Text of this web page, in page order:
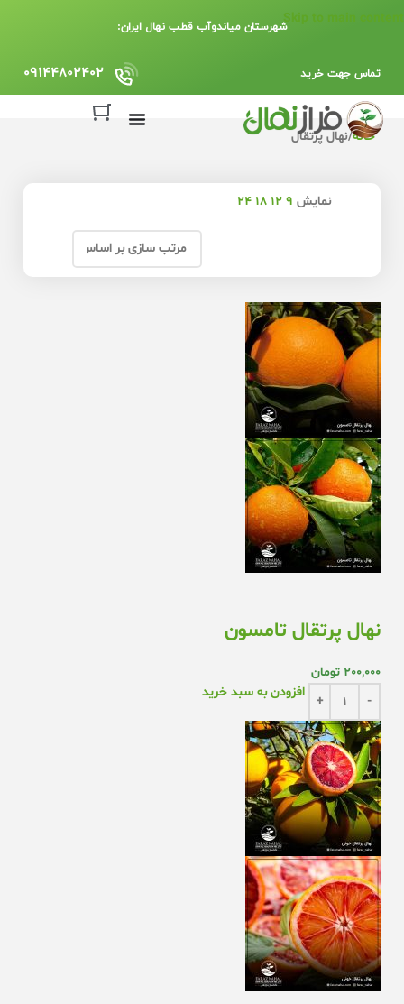
Skip to main contentشهرستان میاندوآب قطب نهال ایران:
09144802402 تماس جهت خرید
خانه نهال پرتقال
نمایش 9
12
18
24
نهال پرتقال تامسون
200,000 تومان
افزودن به سبد خرید